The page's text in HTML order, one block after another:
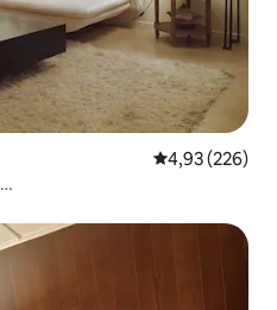
Gemiddelde
4,93 (226)